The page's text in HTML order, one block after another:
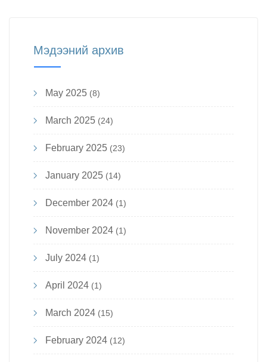
Мэдээний архив
May 2025 (8)
March 2025 (24)
February 2025 (23)
January 2025 (14)
December 2024 (1)
November 2024 (1)
July 2024 (1)
April 2024 (1)
March 2024 (15)
February 2024 (12)